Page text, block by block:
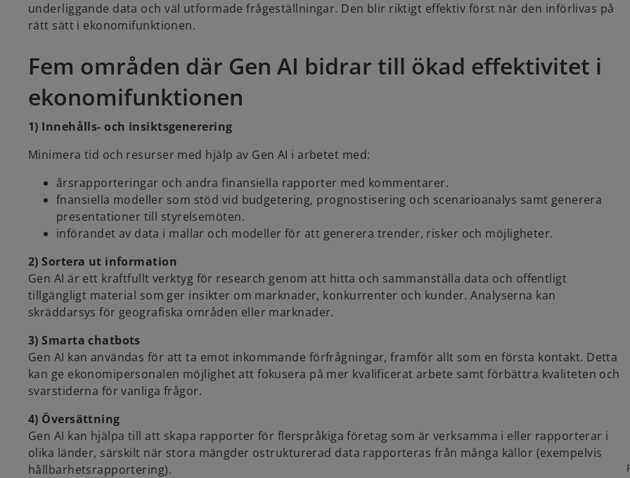
underliggande data och väl utformade frågeställningar. Den blir riktigt effektiv först när den införlivas på
rätt sätt i ekonomifunktionen.
Fem områden där Gen AI bidrar till ökad effektivitet i
ekonomifunktionen
1) Innehålls- och insiktsgenerering
Minimera tid och resurser med hjälp av Gen AI i arbetet med:
årsrapporteringar och andra finansiella rapporter med kommentarer.
fnansiella modeller som stöd vid budgetering, prognostisering och scenarioanalys samt generera
presentationer till styrelsemöten.
införandet av data i mallar och modeller för att generera trender, risker och möjligheter.
2) Sortera ut information
Gen AI är ett kraftfullt verktyg för research genom att hitta och sammanställa data och offentligt
tillgängligt material som ger insikter om marknader, konkurrenter och kunder. Analyserna kan
skräddarsys för geografiska områden eller marknader.
3) Smarta chatbots
Gen AI kan användas för att ta emot inkommande förfrågningar, framför allt som en första kontakt. Detta
kan ge ekonomipersonalen möjlighet att fokusera på mer kvalificerat arbete samt förbättra kvaliteten och
svarstiderna för vanliga frågor.
4) Översättning
Gen AI kan hjälpa till att skapa rapporter för flerspråkiga företag som är verksamma i eller rapporterar i
olika länder, särskilt när stora mängder ostrukturerad data rapporteras från många källor (exempelvis
hållbarhetsrapportering).